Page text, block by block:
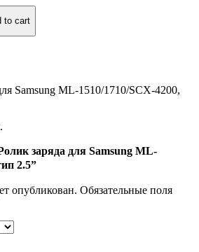
to cart
Samsung ML-1510/1710/SCX-4200,
заряда для Samsung ML-
2.5”
опубликован. Обязательные поля